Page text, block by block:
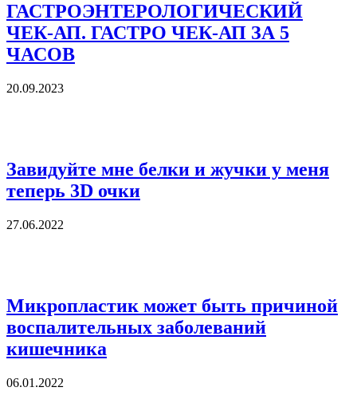
ГАСТРОЭНТЕРОЛОГИЧЕСКИЙ
ЧЕК-АП. ГАСТРО ЧЕК-АП ЗА 5
ЧАСОВ
20.09.2023
Завидуйте мне белки и жучки у меня
теперь 3D очки
27.06.2022
Микропластик может быть причиной
воспалительных заболеваний
кишечника
06.01.2022